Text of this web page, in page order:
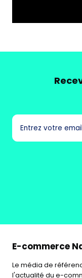
E-commerce
Le média de
l'actualité du e-